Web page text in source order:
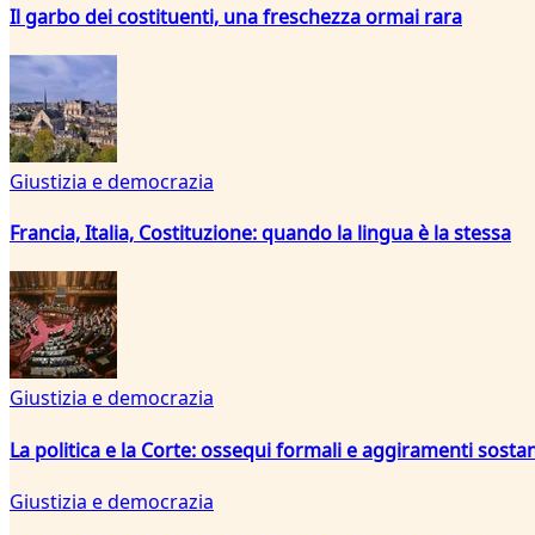
Il garbo dei costituenti, una freschezza ormai rara
Giustizia e democrazia
Francia, Italia, Costituzione: quando la lingua è la stessa
Giustizia e democrazia
La politica e la Corte: ossequi formali e aggiramenti
Giustizia e democrazia